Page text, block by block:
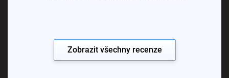
Zobrazit všechny recenze